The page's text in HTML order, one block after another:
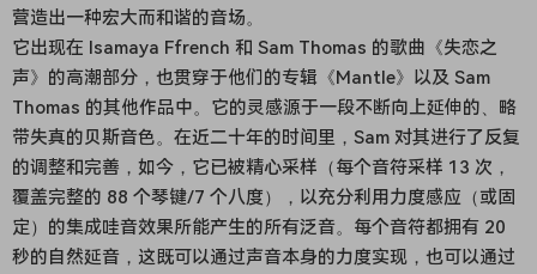
营造出一种宏大而和谐的音场。
它出现在 Isamaya Ffrench 和 Sam Thomas 的歌曲《失恋之
声》的高潮部分，也贯穿于他们的专辑《Mantle》以及 Sam
Thomas 的其他作品中。它的灵感源于一段不断向上延伸的、略
带失真的贝斯音色。在近二十年的时间里，Sam 对其进行了反复
的调整和完善，如今，它已被精心采样（每个音符采样 13 次，
覆盖完整的 88 个琴键/7 个八度），以充分利用力度感应（或固
定）的集成哇音效果所能产生的所有泛音。每个音符都拥有 20
秒的自然延音，这既可以通过声音本身的力度实现，也可以通过